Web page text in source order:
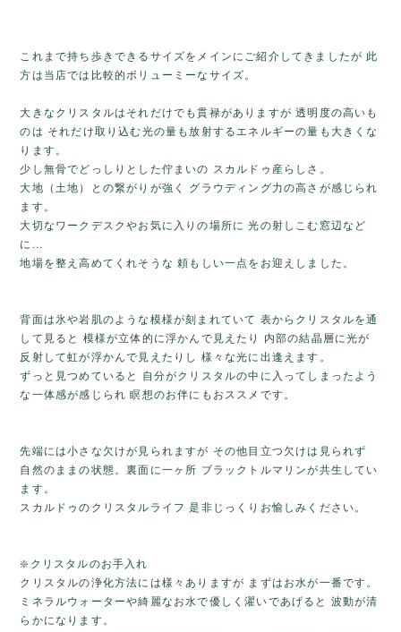
これまで持ち歩きできるサイズをメインにご紹介してきましたが 此
方は当店では比較的ボリューミーなサイズ。
大きなクリスタルはそれだけでも貫禄がありますが 透明度の高いも
のは それだけ取り込む光の量も放射するエネルギーの量も大きくな
ります。
少し無骨でどっしりとした佇まいの スカルドゥ産らしさ。
大地（土地）との繋がりが強く グラウディング力の高さが感じられ
ます。
大切なワークデスクやお気に入りの場所に 光の射しこむ窓辺など
に...
地場を整え高めてくれそうな 頼もしい一点をお迎えしました。
背面は氷や岩肌のような模様が刻まれていて 表からクリスタルを通
して見ると 模様が立体的に浮かんで見えたり 内部の結晶層に光が
反射して虹が浮かんで見えたりし 様々な光に出逢えます。
ずっと見つめていると 自分がクリスタルの中に入ってしまったよう
な一体感が感じられ 瞑想のお伴にもおススメです。
先端には小さな欠けが見られますが その他目立つ欠けは見られず
自然のままの状態。裏面に一ヶ所 ブラックトルマリンが共生してい
ます。
スカルドゥのクリスタルライフ 是非じっくりお愉しみください。
❇️クリスタルのお手入れ
クリスタルの浄化方法には様々ありますが まずはお水が一番です。
ミネラルウォーターや綺麗なお水で優しく濯いであげると 波動が清
らかになります。